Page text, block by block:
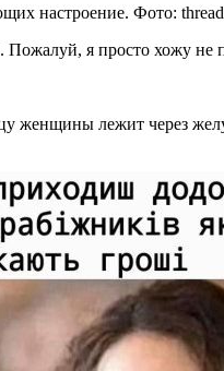
настроение. Фото:
Пожалуй, я просто хожу не
женщины лежит через